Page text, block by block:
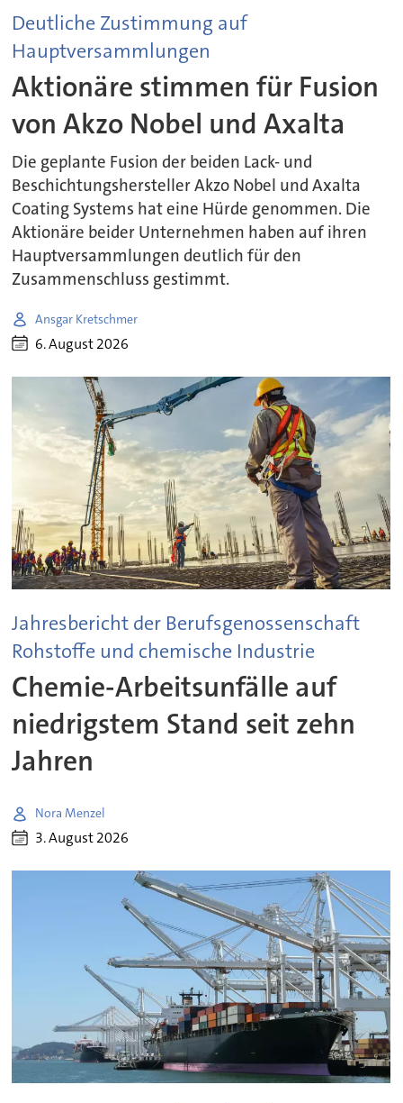
Deutliche Zustimmung auf
Hauptversammlungen
Aktionäre stimmen für Fusion
von Akzo Nobel und Axalta
Die geplante Fusion der beiden Lack- und
Beschichtungshersteller Akzo Nobel und Axalta
Coating Systems hat eine Hürde genommen. Die
Aktionäre beider Unternehmen haben auf ihren
Hauptversammlungen deutlich für den
Zusammenschluss gestimmt.
Ansgar Kretschmer
6. August 2026
Jahresbericht der Berufsgenossenschaft
Rohstoffe und chemische Industrie
Chemie-Arbeitsunfälle auf
niedrigstem Stand seit zehn
Jahren
Nora Menzel
3. August 2026